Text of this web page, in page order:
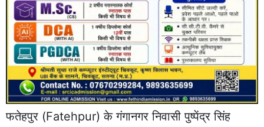
फतेहपुर (Fatehpur) के गंगानगर निवासी पुष्पेंद्र सिंह